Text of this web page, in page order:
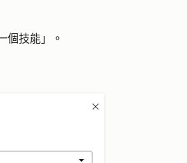
個技能」。